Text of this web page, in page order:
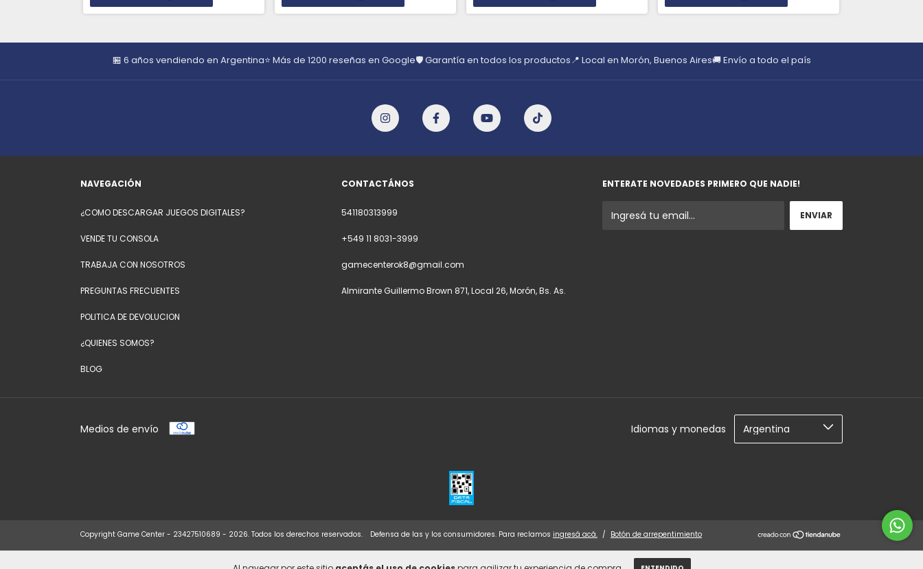
🏪 6 años vendiendo en Argentina⭐ Más de 1200 reseñas en Google🛡️ Garantía en todos los productos📍 Local en Morón, Buenos Aires🚚 Envío a todo el país
NAVEGACIÓN
¿COMO DESCARGAR JUEGOS DIGITALES?
VENDE TU CONSOLA
TRABAJA CON NOSOTROS
PREGUNTAS FRECUENTES
POLITICA DE DEVOLUCION
¿QUIENES SOMOS?
BLOG
CONTACTÁNOS
541180313999
+549 11 8031-3999
gamecenterok8@gmail.com
Almirante Guillermo Brown 871, Local 26, Morón, Bs. As.
ENTERATE NOVEDADES PRIMERO QUE NADIE!
Medios de envío Idiomas y monedas
Copyright Game Center - 23427510689 - 2026. Todos los derechos reservados. Defensa de las y los consumidores. Para reclamos ingresá acá. / Botón de arrepentimiento